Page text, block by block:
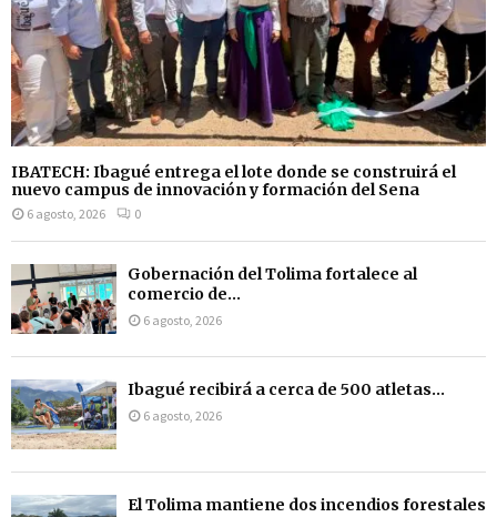
IBATECH: Ibagué entrega el lote donde se construirá el
nuevo campus de innovación y formación del Sena
6 agosto, 2026 0
Gobernación del Tolima fortalece al
comercio de...
6 agosto, 2026
Ibagué recibirá a cerca de 500 atletas...
6 agosto, 2026
El Tolima mantiene dos incendios forestales